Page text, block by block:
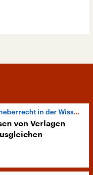
in der Wissenschaft
von Verlagen